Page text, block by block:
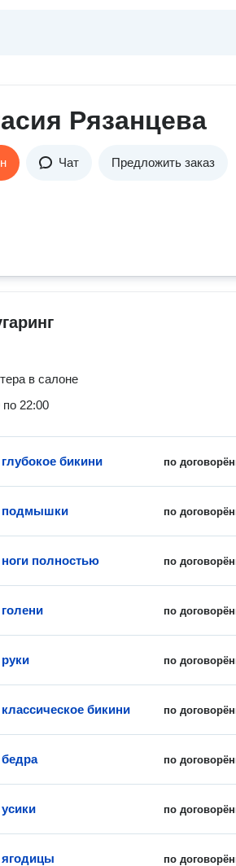
Рязанцева
Чат Предложить заказ
в салоне
по 22:00
по
бикини
по
подмышки
по
полностью
по
по
по
бикини
по
по
по
ягодицы